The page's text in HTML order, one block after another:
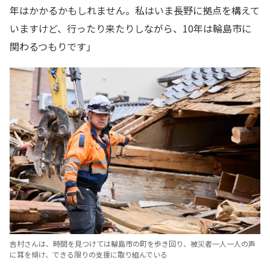
年はかかるかもしれません。私はいま長野に拠点を構えて
いますけど、行ったり来たりしながら、10年は輪島市に
関わるつもりです」
吉村さんは、時間を見つけては輪島市の町を歩き回り、被災者一人一人の声
に耳を傾け、できる限りの支援に取り組んでいる